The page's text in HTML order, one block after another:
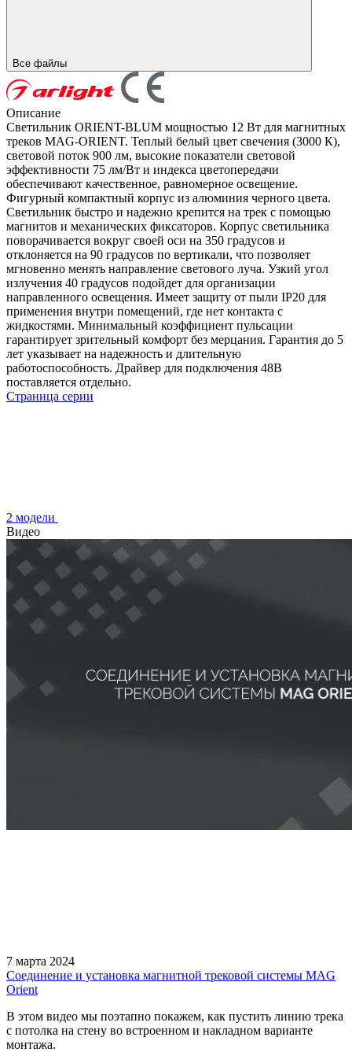
Все файлы
Описание
Светильник ORIENT-BLUM мощностью 12 Вт для магнитных
треков MAG-ORIENT. Теплый белый цвет свечения (3000 К),
световой поток 900 лм, высокие показатели световой
эффективности 75 лм/Вт и индекса цветопередачи
обеспечивают качественное, равномерное освещение.
Фигурный компактный корпус из алюминия черного цвета.
Светильник быстро и надежно крепится на трек с помощью
магнитов и механических фиксаторов. Корпус светильника
поворачивается вокруг своей оси на 350 градусов и
отклоняется на 90 градусов по вертикали, что позволяет
мгновенно менять направление светового луча. Узкий угол
излучения 40 градусов подойдет для организации
направленного освещения. Имеет защиту от пыли IP20 для
применения внутри помещений, где нет контакта с
жидкостями. Минимальный коэффициент пульсации
гарантирует зрительный комфорт без мерцания. Гарантия до 5
лет указывает на надежность и длительную
работоспособность. Драйвер для подключения 48В
поставляется отдельно.
Страница серии
2 модели
Видео
7 марта 2024
Соединение и установка магнитной трековой системы MAG
Orient
В этом видео мы поэтапно покажем, как пустить линию трека
с потолка на стену во встроенном и накладном варианте
монтажа.